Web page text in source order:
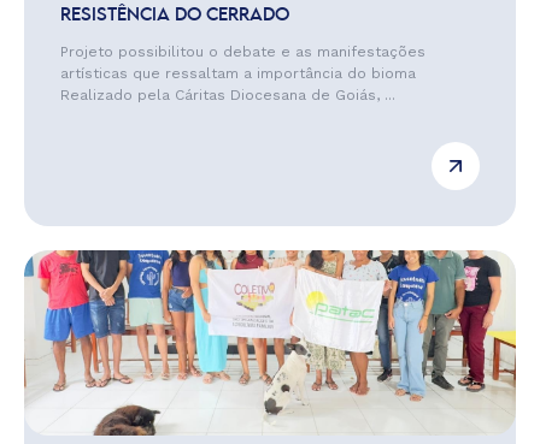
RESISTÊNCIA DO CERRADO
Projeto possibilitou o debate e as manifestações
artísticas que ressaltam a importância do bioma
Realizado pela Cáritas Diocesana de Goiás, ...